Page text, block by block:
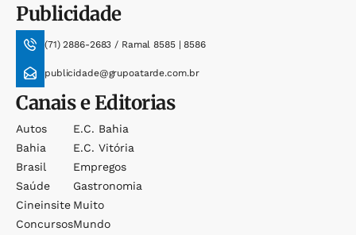
Publicidade
(71) 2886-2683 / Ramal 8585 | 8586
publicidade@grupoatarde.com.br
Canais e Editorias
Autos
Bahia
Brasil
Saúde
Cineinsite
Concursos
E.c. Bahia
E.c. Vitória
Empregos
Gastronomia
Muito
Mundo